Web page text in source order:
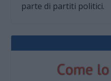
parte di partiti politici.